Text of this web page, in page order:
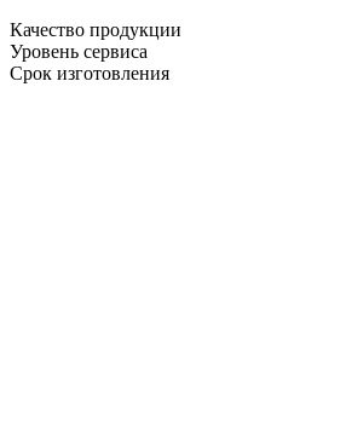
Качество продукции
Уровень сервиса
Срок изготовления